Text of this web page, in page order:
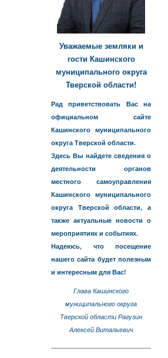
Уважаемые земляки и
гости Кашинского
муниципального округа
Тверской области!
Рад приветствовать Вас на
официальном сайте
Кашинского муниципального
округа Тверской области.
Здесь Вы найдете сведения о
деятельности органов
местного самоуправления
Кашинского муниципального
округа Тверской области, а
также актуальные новости о
мероприятиях и событиях.
Надеюсь, что посещение
нашего сайта будет полезным
и интересным для Вас!
Глава Кашинского
муниципального округа
Тверской области Рагузин
Алексей Витальевич